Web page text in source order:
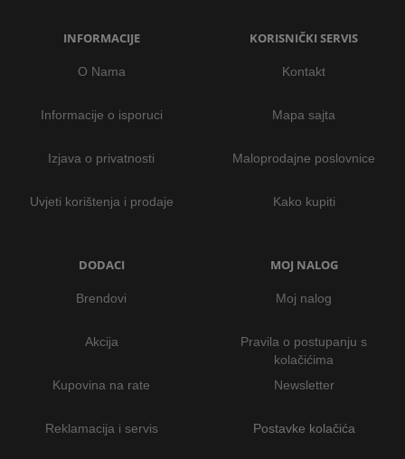
INFORMACIJE
O Nama
Informacije o isporuci
Izjava o privatnosti
Uvjeti korištenja i prodaje
KORISNIČKI SERVIS
Kontakt
Mapa sajta
Maloprodajne poslovnice
Kako kupiti
DODACI
Brendovi
Akcija
Kupovina na rate
Reklamacija i servis
MOJ NALOG
Moj nalog
Pravila o postupanju s
kolačićima
Newsletter
Postavke kolačića